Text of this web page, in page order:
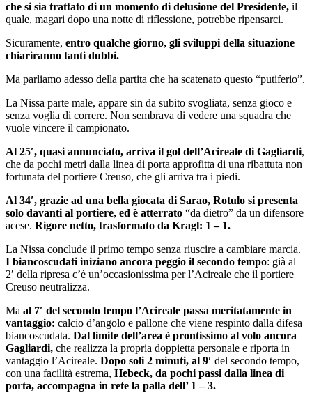
che si sia trattato di un momento di delusione del Presidente, il
quale, magari dopo una notte di riflessione, potrebbe ripensarci.
Sicuramente, entro qualche giorno, gli sviluppi della situazione
chiariranno tanti dubbi.
Ma parliamo adesso della partita che ha scatenato questo “putiferio”.
La Nissa parte male, appare sin da subito svogliata, senza gioco e
senza voglia di correre. Non sembrava di vedere una squadra che
vuole vincere il campionato.
Al 25′, quasi annunciato, arriva il gol dell’Acireale di Gagliardi,
che da pochi metri dalla linea di porta approfitta di una ribattuta non
fortunata del portiere Creuso, che gli arriva tra i piedi.
Al 34′, grazie ad una bella giocata di Sarao, Rotulo si presenta
solo davanti al portiere, ed è atterrato “da dietro” da un difensore
acese. Rigore netto, trasformato da Kragl: 1 – 1.
La Nissa conclude il primo tempo senza riuscire a cambiare marcia.
I biancoscudati iniziano ancora peggio il secondo tempo: già al
2′ della ripresa c’è un’occasionissima per l’Acireale che il portiere
Creuso neutralizza.
Ma al 7′ del secondo tempo l’Acireale passa meritatamente in
vantaggio: calcio d’angolo e pallone che viene respinto dalla difesa
biancoscudata. Dal limite dell’area è prontissimo al volo ancora
Gagliardi, che realizza la propria doppietta personale e riporta in
vantaggio l’Acireale. Dopo soli 2 minuti, al 9′ del secondo tempo,
con una facilità estrema, Hebeck, da pochi passi dalla linea di
porta, accompagna in rete la palla dell’ 1 – 3.